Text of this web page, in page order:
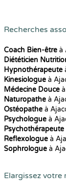
Recherches
Coach Bien-être à
Diététicien
Hypnothérapeute
Kinesiologue à
Médecine Douce
Naturopathe à
Ostéopathe à
Psychologue à
Psychothérapeute
Reflexologue à
Sophrologue à
Elargissez votre